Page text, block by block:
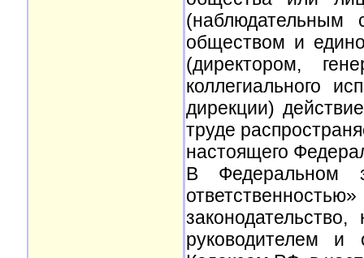
обществом и
(директором,
коллегиального
дирекции)
труде
настоящего
В Федеральном
руководителем и